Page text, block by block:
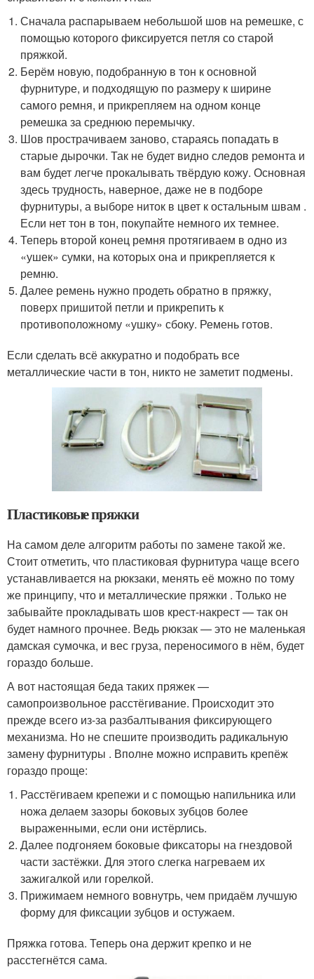
Сначала распарываем небольшой шов на ремешке, с
помощью которого фиксируется петля со старой
пряжкой.
Берём новую, подобранную в тон к основной
фурнитуре, и подходящую по размеру к ширине
самого ремня, и прикрепляем на одном конце
ремешка за среднюю перемычку.
Шов прострачиваем заново, стараясь попадать в
старые дырочки. Так не будет видно следов ремонта и
вам будет легче прокалывать твёрдую кожу. Основная
здесь трудность, наверное, даже не в подборе
фурнитуры, а выборе ниток в цвет к остальным швам .
Если нет тон в тон, покупайте немного их темнее.
Теперь второй конец ремня протягиваем в одно из
«ушек» сумки, на которых она и прикрепляется к
ремню.
Далее ремень нужно продеть обратно в пряжку,
поверх пришитой петли и прикрепить к
противоположному «ушку» сбоку. Ремень готов.
Если сделать всё аккуратно и подобрать все
металлические части в тон, никто не заметит подмены.
Пластиковые пряжки
На самом деле алгоритм работы по замене такой же.
Стоит отметить, что пластиковая фурнитура чаще всего
устанавливается на рюкзаки, менять её можно по тому
же принципу, что и металлические пряжки . Только не
забывайте прокладывать шов крест-накрест — так он
будет намного прочнее. Ведь рюкзак — это не маленькая
дамская сумочка, и вес груза, переносимого в нём, будет
гораздо больше.
А вот настоящая беда таких пряжек —
самопроизвольное расстёгивание. Происходит это
прежде всего из-за разбалтывания фиксирующего
механизма. Но не спешите производить радикальную
замену фурнитуры . Вполне можно исправить крепёж
гораздо проще:
Расстёгиваем крепежи и с помощью напильника или
ножа делаем зазоры боковых зубцов более
выраженными, если они истёрлись.
Далее подгоняем боковые фиксаторы на гнездовой
части застёжки. Для этого слегка нагреваем их
зажигалкой или горелкой.
Прижимаем немного вовнутрь, чем придаём лучшую
форму для фиксации зубцов и остужаем.
Пряжка готова. Теперь она держит крепко и не
расстегнётся сама.